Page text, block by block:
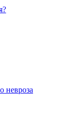
невроза